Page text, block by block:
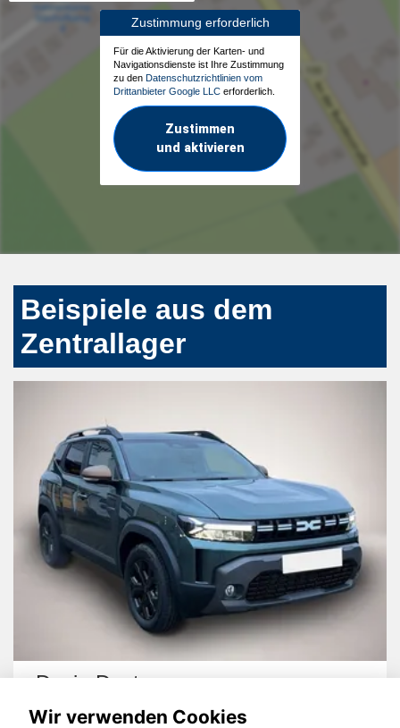
Zustimmung erforderlich
Für die Aktivierung der Karten- und
Navigationsdienste ist Ihre Zustimmung
zu den Datenschutzrichtlinien vom
Drittanbieter Google LLC erforderlich.
Zustimmen
und aktivieren
Beispiele aus dem
Zentrallager
Dacia Duster
Wir verwenden Cookies